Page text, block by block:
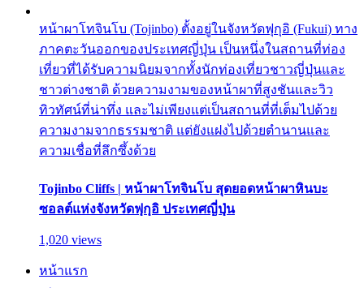
หน้าผาโทจินโบ (Tojinbo) ตั้งอยู่ในจังหวัดฟุกุอิ (Fukui) ทาง
ภาคตะวันออกของประเทศญี่ปุ่น เป็นหนึ่งในสถานที่ท่อง
เที่ยวที่ได้รับความนิยมจากทั้งนักท่องเที่ยวชาวญี่ปุ่นและ
ชาวต่างชาติ ด้วยความงามของหน้าผาที่สูงชันและวิว
ทิวทัศน์ที่น่าทึ่ง และไม่เพียงแต่เป็นสถานที่ที่เต็มไปด้วย
ความงามจากธรรมชาติ แต่ยังแฝงไปด้วยตำนานและ
ความเชื่อที่ลึกซึ้งด้วย
Tojinbo Cliffs | หน้าผาโทจินโบ สุดยอดหน้าผาหินบะ
ซอลต์แห่งจังหวัดฟุกุอิ ประเทศญี่ปุ่น
1,020 views
หน้าแรก